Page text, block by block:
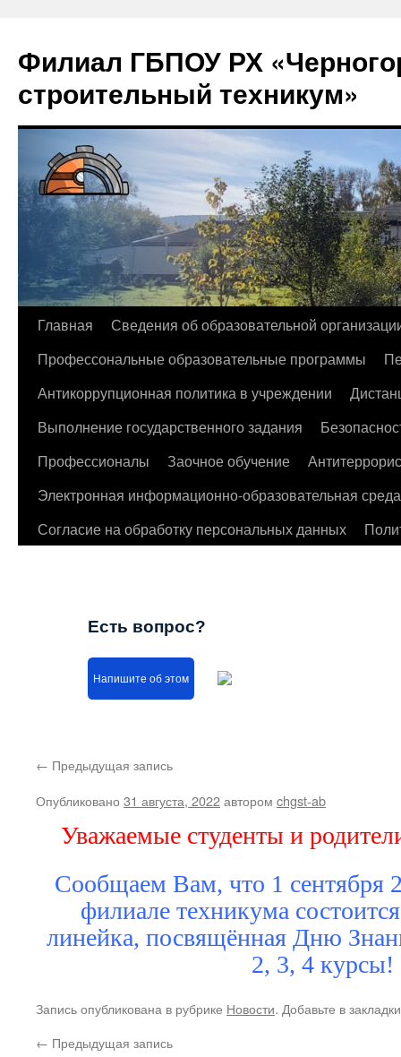
Филиал ГБПОУ РХ
строительный техникум»
Перейти
содержимому
Главная
Сведения об образовательной
Профессональные образовательные программы
Антикоррупционная политика в учреждении
Выполнение государственного задания
Профессионалы
Заочное обучение
Электронная информационно-образовательная среда
Согласие на обработку персональных данных
Есть вопрос?
Напишите об этом
← Предыдущая запись
Опубликовано 31 августа, 2022автором chgst-ab
Уважаемые студенты и
Сообщаем Вам, что 1 сентября
филиале техникума
линейка, посвящённая Дню
2, 3, 4 курсы!
Запись опубликована в рубрике Новости. Добавьте в
← Предыдущая запись